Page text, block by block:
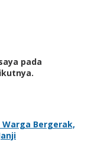
pada
Warga Bergerak,